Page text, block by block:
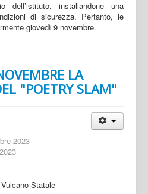
dell’istituto, installandone una
di sicurezza. Pertanto, le
giovedì 9 novembre.
LA
"POETRY SLAM"
2023